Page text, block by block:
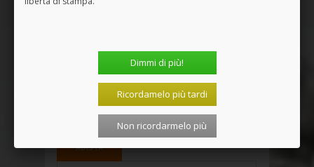
31 Luglio 2026, 14:33
3 4 > >>
I VIDEO DI
ADISTA
Dimmi di più!
Ricordamelo più tardi
Non ricordarmelo più